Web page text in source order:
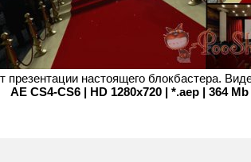
презентации настоящего блокбастера.
AE CS4-CS6 | HD 1280x720 | *.aep | 364 Mb